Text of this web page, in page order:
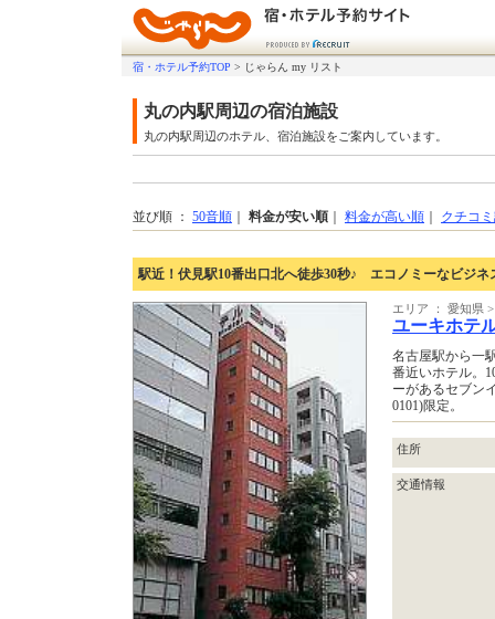
宿・ホテル予約TOP > じゃらん my リスト
丸の内駅周辺の宿泊施設
丸の内駅周辺のホテル、宿泊施設をご案内しています。
並び順 ： 50音順 料金が安い順 料金が高い順 クチコ
駅近！伏見駅10番出口北へ徒歩30秒♪ エコノミーなビジネ
エリア ： 愛知県
ユーキホテ
名古屋駅から一
番近いホテル。
ーがあるセブン
0101)限定。
住所
交通情報